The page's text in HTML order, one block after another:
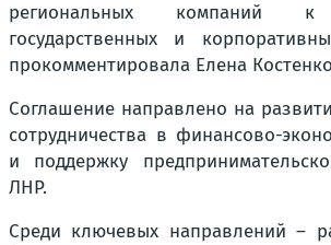
региональных компаний
государственных и
прокомментировала Елена
Соглашение направлено на
сотрудничества в финансово-
и поддержку
ЛНР.
Среди ключевых направлений –